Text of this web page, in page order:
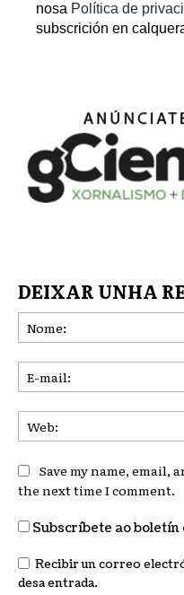
nosa Política de
subscrición en
DEIXAR UNHA
Save my name,
the next time I comment.
Subscríbete ao boletín
Recibir un correo
desa entrada.